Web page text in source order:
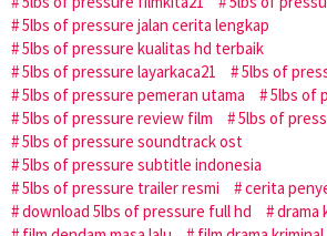
5lbs of pressure jalan cerita lengkap
5lbs of pressure kualitas hd terbaik
5lbs of pressure layarkaca21
5lbs of
5lbs of pressure pemeran utama
5lbs of
5lbs of pressure review film
5lbs of
5lbs of pressure soundtrack ost
5lbs of pressure subtitle indonesia
5lbs of pressure trailer resmi
cerita
download 5lbs of pressure full hd
drama